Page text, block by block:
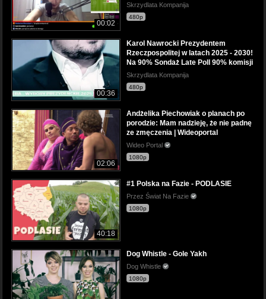
00:02
Skrzydlata Kompanija
480p
00:36
Karol Nawrocki Prezydentem
Rzeczpospolitej w latach 2025 - 2030!
Na 90% Sondaż Late Poll 90% komisji
Skrzydlata Kompanija
480p
02:06
Andżelika Piechowiak o planach po
porodzie: Mam nadzieję, że nie padnę
ze zmęczenia | Wideoportal
Wideo Portal
1080p
40:18
#1 Polska na Fazie - PODLASIE
Przez Świat Na Fazie
1080p
Dog Whistle - Gole Yakh
Dog Whistle
1080p